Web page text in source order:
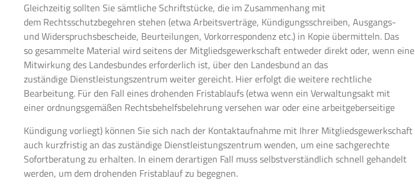
Gleichzeitig sollten Sie sämtliche Schriftstücke, die im Zusammenhang mit
dem Rechtsschutzbegehren stehen (etwa Arbeitsverträge, Kündigungsschreiben, Ausgangs-
und Widerspruchsbescheide, Beurteilungen, Vorkorrespondenz etc.) in Kopie übermitteln. Das
so gesammelte Material wird seitens der Mitgliedsgewerkschaft entweder direkt oder, wenn eine
Mitwirkung des Landesbundes erforderlich ist, über den Landesbund an das
zuständige Dienstleistungszentrum weiter gereicht. Hier erfolgt die weitere rechtliche
Bearbeitung. Für den Fall eines drohenden Fristablaufs (etwa wenn ein Verwaltungsakt mit
einer ordnungsgemäßen Rechtsbehelfsbelehrung versehen war oder eine arbeitgeberseitige
Kündigung vorliegt) können Sie sich nach der Kontaktaufnahme mit Ihrer Mitgliedsgewerkschaft
auch kurzfristig an das zuständige Dienstleistungszentrum wenden, um eine sachgerechte
Sofortberatung zu erhalten. In einem derartigen Fall muss selbstverständlich schnell gehandelt
werden, um dem drohenden Fristablauf zu begegnen.